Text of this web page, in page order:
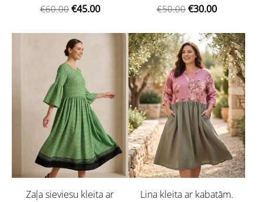
€60.00 €45.00 €50.00 €30.00
Zaļa sieviesu kleita ar
Lina kleita ar kabatām.